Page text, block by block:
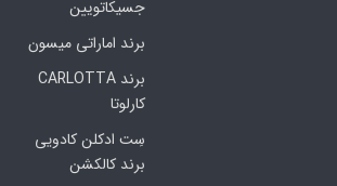
جسیکاتویین
برند اماراتی میسون
برند CARLOTTA
کارلوتا
سِت ادکلن کادویی
برند کالکشن